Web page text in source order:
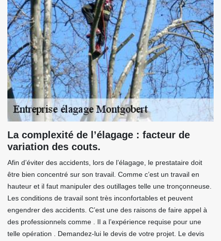
La complexité de l’élagage : facteur de
variation des couts.
Afin d’éviter des accidents, lors de l’élagage, le prestataire doit
être bien concentré sur son travail. Comme c’est un travail en
hauteur et il faut manipuler des outillages telle une tronçonneuse.
Les conditions de travail sont très inconfortables et peuvent
engendrer des accidents. C’est une des raisons de faire appel à
des professionnels comme . Il a l’expérience requise pour une
telle opération . Demandez-lui le devis de votre projet. Le devis